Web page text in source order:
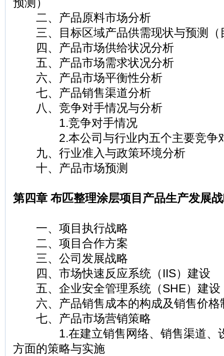
预测）
二、产品原料市场分析
三、目标区域产品供需现状与预测（
四、产品市场供给状况分析
五、产品市场需求状况分析
六、产品市场平衡性分析
七、产品销售渠道分析
八、竞争对手情况与分析
1.竞争对手情况
2.本公司与行业内五个主要竞争
九、行业准入与政策环境分析
十、产品市场预测
第四章 布匹整理涂层项目产品生产发展
一、项目执行战略
二、项目合作方案
三、公司发展战略
四、市场快速反应系统（IIS）建设
五、企业安全管理系统（SHE）建设
六、产品销售成本的构成及销售价格
七、产品市场营销策略
1.在建立销售网络、销售渠道、设
方面的策略与实施